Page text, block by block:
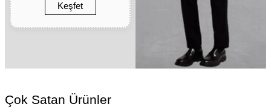
Keşfet
Çok Satan Ürünler